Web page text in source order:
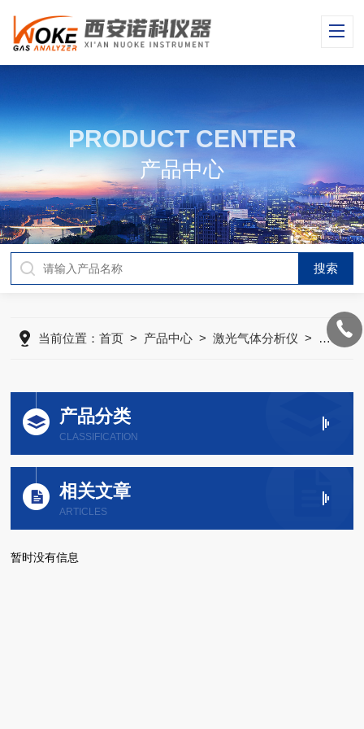
PRODUCT CENTER
产品中心
当前位置：首页 > 产品中心 >激光气体分析仪 > 激光
产品分类
CLASSIFICATION
相关文章
ARTICLES
暂时没有信息